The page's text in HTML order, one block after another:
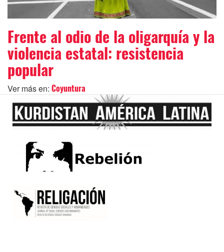
Frente al odio de la oligarquía y la
violencia estatal: resistencia
popular
Ver más en: Coyuntura